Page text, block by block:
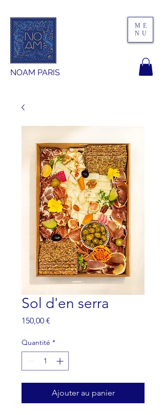
ME
NU
NOAM PARIS
Sol d'en serra
150,00 €
Quantité *
Ajouter au panier